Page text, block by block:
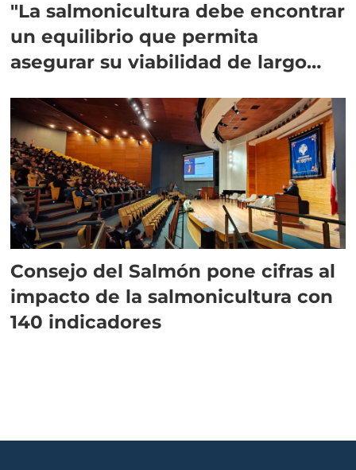
"La salmonicultura debe encontrar
un equilibrio que permita
asegurar su viabilidad de largo
Consejo del Salmón pone cifras al
impacto de la salmonicultura con
140 indicadores